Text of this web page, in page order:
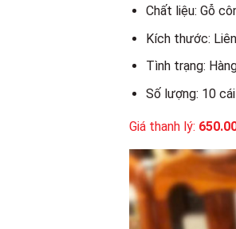
Chất liệu: Gỗ
Kích thước:
Tình trạng:
Số lượng: 10 cái
Giá thanh lý: